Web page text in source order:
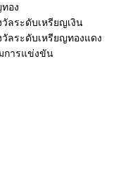
อง
ลระดับเหรียญเงิน
ลระดับเหรียญทองแดง
การแข่งขัน